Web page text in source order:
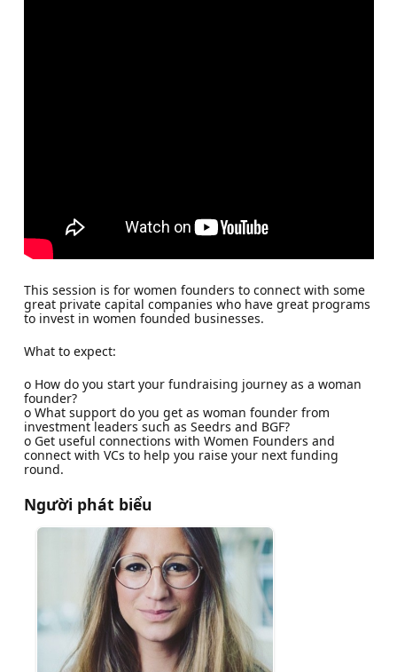
This session is for women founders to connect with some
great private capital companies who have great programs
to invest in women founded businesses.
What to expect:
o How do you start your fundraising journey as a woman
founder?
o What support do you get as woman founder from
investment leaders such as Seedrs and BGF?
o Get useful connections with Women Founders and
connect with VCs to help you raise your next funding
round.
Người phát biểu